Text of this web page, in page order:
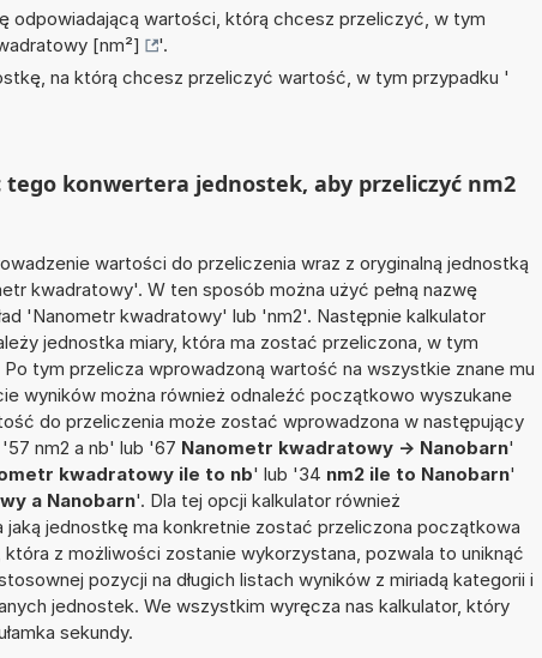
odpowiadającą wartości, którą chcesz przeliczyć, w tym
[nm²]
'.
na którą chcesz przeliczyć wartość, w tym przypadku '
tego konwertera jednostek, aby przeliczyć nm2
wartości do przeliczenia wraz z oryginalną jednostką
kwadratowy'. W ten sposób można użyć pełną nazwę
'Nanometr kwadratowy' lub 'nm2'. Następnie kalkulator
jednostka miary, która ma zostać przeliczona, w tym
tym przelicza wprowadzoną wartość na wszystkie znane mu
wyników można również odnaleźć początkowo wyszukane
do przeliczenia może zostać wprowadzona w następujący
nm2 a nb' lub '67 Nanometr kwadratowy -> Nanobarn'
kwadratowy ile to nb' lub '34 nm2 ile to Nanobarn'
a Nanobarn'. Dla tej opcji kalkulator również
jaką jednostkę ma konkretnie zostać przeliczona początkowa
z możliwości zostanie wykorzystana, pozwala to uniknąć
pozycji na długich listach wyników z miriadą kategorii i
jednostek. We wszystkim wyręcza nas kalkulator, który
sekundy.